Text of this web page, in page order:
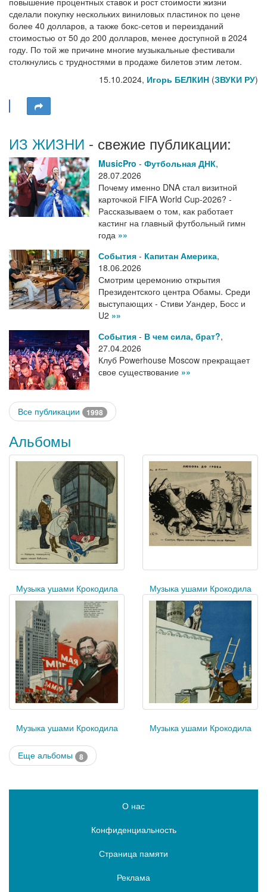
сделали покупку нескольких виниловых пластинок по цене
более 40 долларов, а также бокс-сетов и переизданий
стоимостью от 50 до 200 долларов, менее доступной в 2024
году. По той же причине многие музыкальные фестивали
столкнулись с трудностями в продаже билетов этим летом.
15.10.2024, Игорь БЕЛКИН (ЗВУКИ РУ)
ИЗ ЖИЗНИ - свежие публикации:
MusicPro - Футбольная ДНК,
28.07.2026
Почему именно DNA стал визитной
карточкой FIFA World Cup-2026? -
Рассказываем о том, как работает
кастинг на главный футбольный гимн
года »»
События - Капитан Америка,
18.06.2026
Смотрим церемонию открытия
Президентского центра Обамы. Среди
выступающих - Стиви Уандер, Босс и
U2 »»
События - В чем сила, брат?,
27.04.2026
Клуб Powerhouse Moscow прекращает
свое существование »»
Все публикации 1998
Альбомы
Музыка ушами Крокодила Музыка ушами Крокодила
Музыка ушами Крокодила Музыка ушами Крокодила
Еще альбомы 8
О нас
Конфиденциальность
Страница памяти
Реклама